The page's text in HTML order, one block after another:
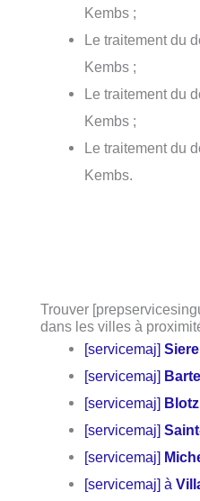
Kembs ;
Le traitement du
Kembs ;
Le traitement du
Kembs ;
Le traitement du
Kembs.
Trouver
dans les villes à
[servicemaj]
[servicemaj]
[servicemaj]
[servicemaj]
[servicemaj]
[servicemaj] à